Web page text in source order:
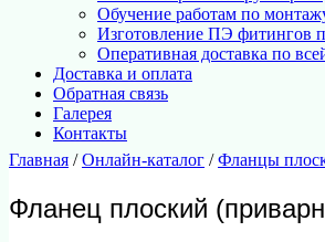
Обучение работам по
Изготовление ПЭ фитингов
Оперативная доставка по
Доставка и оплата
Обратная связь
Галерея
Контакты
Главная /Онлайн-каталог /Фланцы
Фланец плоский